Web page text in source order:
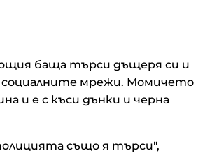
баща търси дъщеря си и
социалните мрежи. Момичето
и е с къси дънки и черна
също я търси",